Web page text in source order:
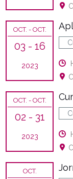
OCT. - OCT.
03 - 16
2023
OCT. - OCT.
02 - 31
2023
OCT.